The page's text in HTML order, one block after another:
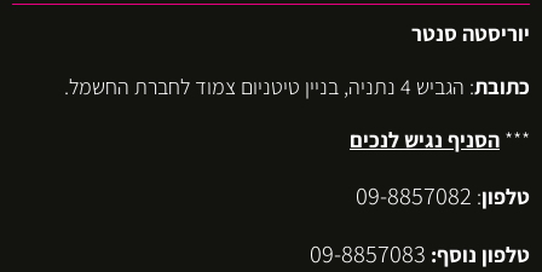
יוריסטה סנטר
כתובת: הגביש 4 נתניה, בניין טיטניום צמוד לחברת החשמל.
*** הסניף נגיש לנכים
טלפון:
09-8857082
טלפון נוסף: 09-8857083